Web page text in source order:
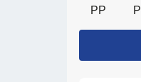
PP P